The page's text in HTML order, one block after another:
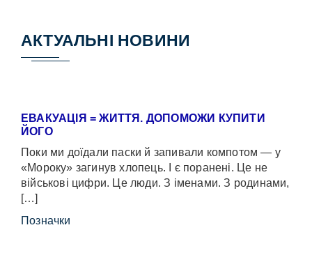
АКТУАЛЬНІ НОВИНИ
ЕВАКУАЦІЯ = ЖИТТЯ. ДОПОМОЖИ КУПИТИ
ЙОГО
Поки ми доїдали паски й запивали компотом — у
«Мороку» загинув хлопець. І є поранені. Це не
військові цифри. Це люди. З іменами. З родинами,
[…]
Позначки